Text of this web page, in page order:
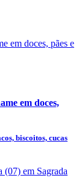
em doces,
biscoitos, cucas